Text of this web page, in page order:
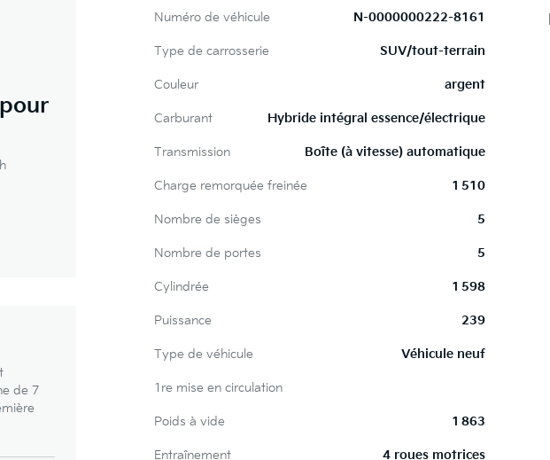
Numéro de véhicule N-0000000222-8161
Type de carrosserie SUV/tout-terrain
Couleur argent
Carburant Hybride intégral essence/électrique
Transmission Boîte (à vitesse) automatique
Charge remorquée freinée 1 510
Nombre de sièges 5
Nombre de portes 5
Cylindrée 1 598
Puissance 239
Type de véhicule Véhicule neuf
1re mise en circulation
Poids à vide 1 863
Entraînement 4 roues motrices
de 7